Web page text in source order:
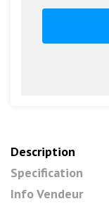
Description
Specification
Info Vendeur